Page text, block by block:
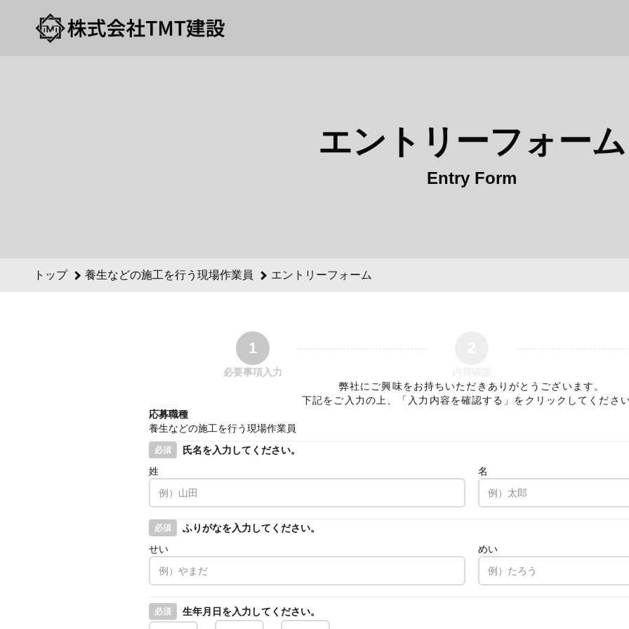
エントリーフォーム
Entry Form
トップ 養生などの施工を行う現場作業員 エントリーフォーム
1
必要事項入力
弊社にご興味をお持ちいただきありがとうございます。
下記をご入力の上、「入力内容を確認する」をクリックしてください
応募職種
養生などの施工を行う現場作業員
必須
氏名を入力してください。
姓
名
必須
ふりがなを入力してください。
せい
めい
必須 生年月日を入力してください。